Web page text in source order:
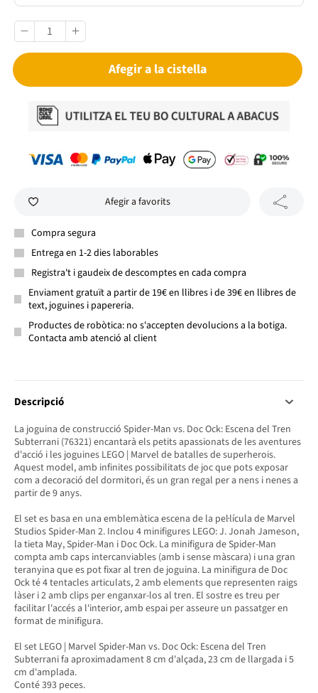
Afegir a la cistella
Afegir a favorits
Compra segura
Entrega en 1-2 dies laborables
Registra't i gaudeix de descomptes en cada compra
Enviament gratuït a partir de 19€ en llibres i de 39€ en llibres de
text, joguines i papereria.
Productes de robòtica: no s'accepten devolucions a la botiga.
Contacta amb atenció al client
Descripció
La joguina de construcció Spider-Man vs. Doc Ock: Escena del Tren
Subterrani (76321) encantarà els petits apassionats de les aventures
d'acció i les joguines LEGO | Marvel de batalles de superherois.
Aquest model, amb infinites possibilitats de joc que pots exposar
com a decoració del dormitori, és un gran regal per a nens i nenes a
partir de 9 anys.
El set es basa en una emblemàtica escena de la pel·lícula de Marvel
Studios Spider-Man 2. Inclou 4 minifigures LEGO: J. Jonah Jameson,
la tieta May, Spider-Man i Doc Ock. La minifigura de Spider-Man
compta amb caps intercanviables (amb i sense màscara) i una gran
teranyina que es pot fixar al tren de joguina. La minifigura de Doc
Ock té 4 tentacles articulats, 2 amb elements que representen raigs
làser i 2 amb clips per enganxar-los al tren. El sostre es treu per
facilitar l'accés a l'interior, amb espai per asseure un passatger en
format de minifigura.
El set LEGO | Marvel Spider-Man vs. Doc Ock: Escena del Tren
Subterrani fa aproximadament 8 cm d'alçada, 23 cm de llargada i 5
cm d'amplada.
Conté 393 peces.